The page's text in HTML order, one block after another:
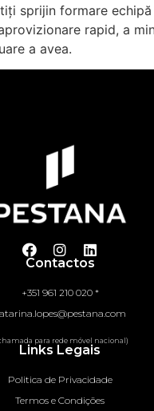
sprijin formare
rapid, a
a avea.
Contactos
+351 961 210 020 *
para rede móvel nacional)
Links Legais
Politica de Privacidade
Termos e Condições